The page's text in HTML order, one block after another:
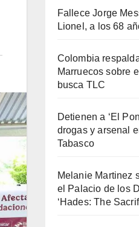
Fallece Jorge
Lionel, a los 68
Colombia
Marruecos sobre
busca TLC
Detienen a ‘El
drogas y arsenal
Tabasco
Melanie Martinez
el Palacio de los
‘Hades: The